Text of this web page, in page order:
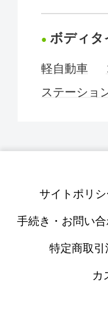
ボディタ
軽自動車
ステーショ
サイトポリシ
手続き・お問い
特定商取
カ